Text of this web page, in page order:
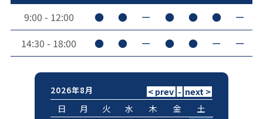
9:00 - 12:00
● ● ー ● ● ●
ー
14:30 - 18:00
● ● ー ● ● ー ー
2026年8月
日 月 火 水 木 金
土